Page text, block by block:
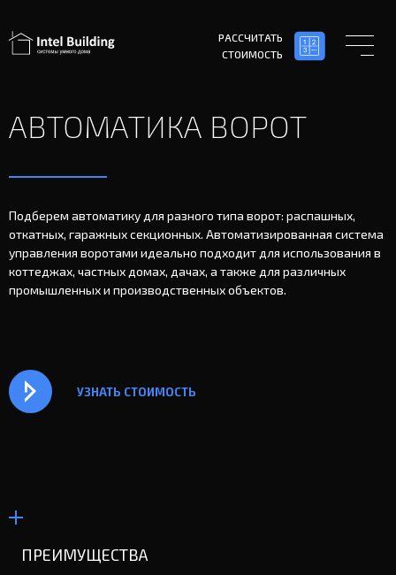
РАССЧИТАТЬ
СТОИМОСТЬ
АВТОМАТИКА ВОРОТ
Подберем автоматику для разного типа ворот: распашных,
откатных, гаражных секционных. Автоматизированная система
управления воротами идеально подходит для использования в
коттеджах, частных домах, дачах, а также для различных
промышленных и производственных объектов.
УЗНАТЬ СТОИМОСТЬ
ПРЕИМУЩЕСТВА